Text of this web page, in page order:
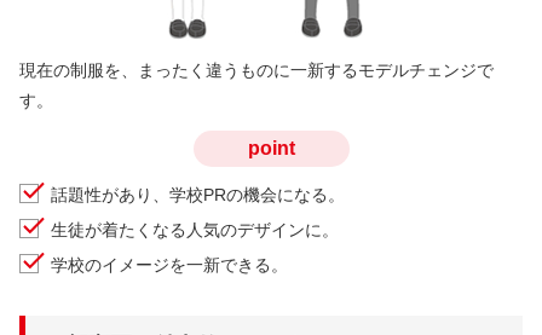
現在の制服を、まったく違うものに一新するモデルチェンジで
す。
point
話題性があり、学校PRの機会になる。
生徒が着たくなる人気のデザインに。
学校のイメージを一新できる。